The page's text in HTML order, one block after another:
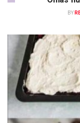
BY